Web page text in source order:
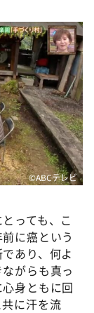
©ABCテレビ
っても、こ
に癌という
あり、何よ
がらも真っ
身ともに回
に汗を流